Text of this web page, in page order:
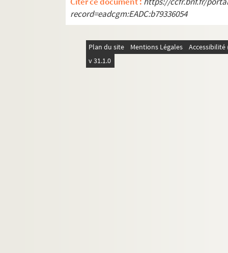
record=eadcgm:EADC:b79336054
Plan du site Mentions Légales
v 31.1.0